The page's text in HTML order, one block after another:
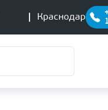
Краснодар